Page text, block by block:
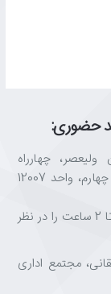
حضوری:
ولیعصر، چهارراه
طالقانی، مجتمع تجاری نور تهران، طبقه تجاری چهارم، واحد 12007
(به علت حجم بالای سفارشات، حتما زمان انتظار تا 2 ساعت را در نظر
مجتمع اداری